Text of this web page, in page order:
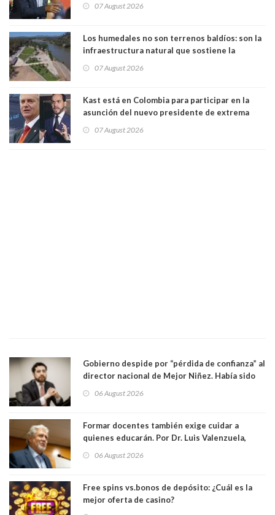
07 August 2026
Los humedales no son terrenos baldíos: son la
infraestructura natural que sostiene la
07 August 2026
Kast está en Colombia para participar en la
asunción del nuevo presidente de extrema
07 August 2026
Gobierno despide por “pérdida de confianza” al
director nacional de Mejor Niñez. Había sido
06 August 2026
Formar docentes también exige cuidar a
quienes educarán. Por Dr. Luis Valenzuela,
Académicos U. Católica Silva Henríquez
06 August 2026
Free spins vs.bonos de depósito: ¿Cuál es la
mejor oferta de casino?